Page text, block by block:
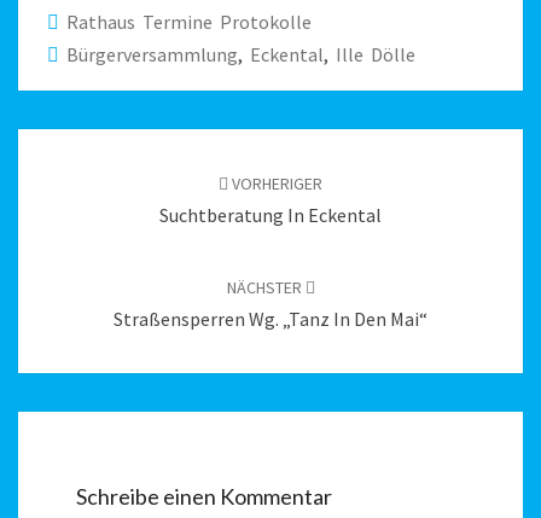
Rathaus Termine Protokolle
Bürgerversammlung, Eckental, Ille Dölle
VORHERIGER
Suchtberatung In Eckental
NÄCHSTER
Straßensperren Wg. „Tanz In Den Mai“
Schreibe einen Kommentar